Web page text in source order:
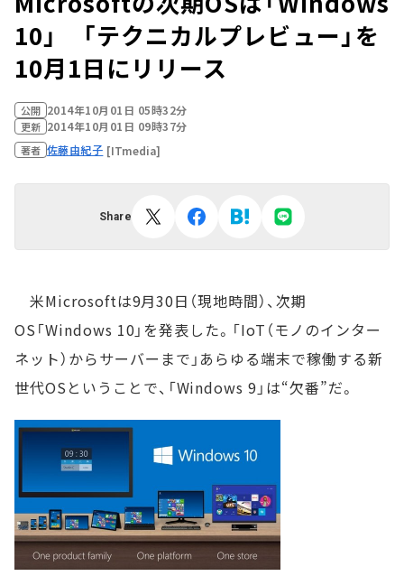
10」 「テクニカルプレビュー」を
10月1日にリリース
公開 2014年10月01日 05時32分
更新 2014年10月01日 09時37分
著者 佐藤由紀子 [ITmedia]
Share
米Microsoftは9月30日（現地時間）、次期
OS「Windows 10」を発表した。「IoT（モノのインター
ネット）からサーバーまで」あらゆる端末で稼働する新
世代OSということで、「Windows 9」は“欠番”だ。